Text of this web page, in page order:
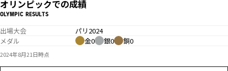
オリンピックでの成績
OLYMPIC RESULTS
出場大会
パリ2024
メダル
金0 銀0 銅0
2024年8月21日時点